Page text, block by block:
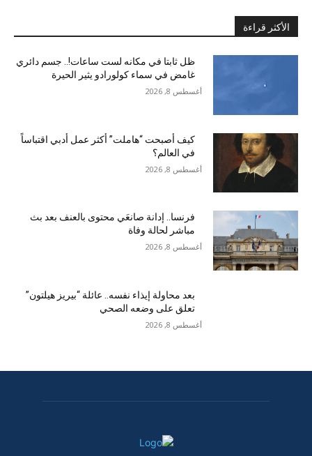
الأكثر قراءة
ظل ثابتا في مكانه لست ساعات!.. جسم دائري
غامض في سماء كولورادو يثير الحيرة
أغسطس 8, 2026
كيف أصبحت “هاملت” أكثر عمل أدبي اقتباساً
في العالم؟
أغسطس 8, 2026
فرنسا.. إدانة صانعَي محتوى بالعنف بعد بث
مباشر لحالة وفاة
أغسطس 8, 2026
بعد محاولة إيذاء نفسه.. عائلة “بيريز هيلتون”
تعلق على وضعه الصحي
أغسطس 8, 2026